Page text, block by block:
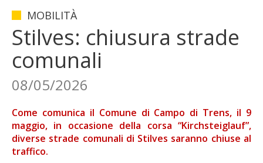
MOBILITÀ
Stilves: chiusura strade
comunali
08/05/2026
Come comunica il Comune di Campo di Trens, il 9
maggio, in occasione della corsa “Kirchsteiglauf”,
diverse strade comunali di Stilves saranno chiuse al
traffico.